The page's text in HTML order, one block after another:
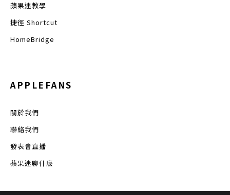
蘋果迷教學
捷徑 Shortcut
HomeBridge
APPLEFANS
關於我們
聯絡我們
發表會直播
蘋果迷聊什麼